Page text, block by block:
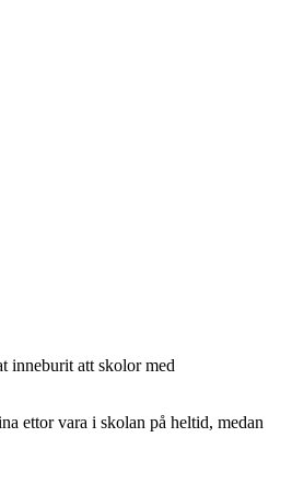
inneburit att skolor med
ettor vara i skolan på heltid, medan